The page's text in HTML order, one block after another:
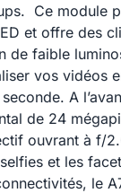
Ce module
et offre des
de faible
vos vidéos
A
de 24
ouvrant à f/
et les
le